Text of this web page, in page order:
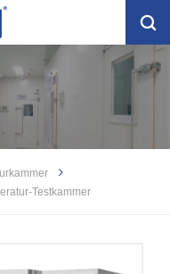
Testkammer